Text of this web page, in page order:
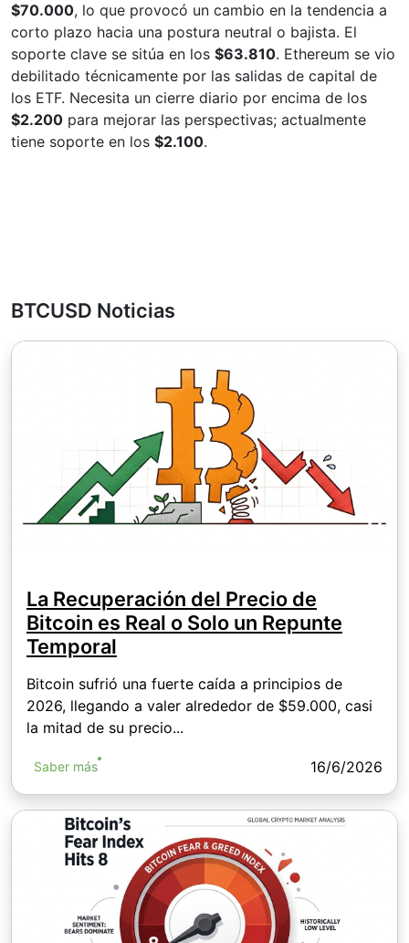
$70.000, lo que provocó un cambio en la tendencia a
corto plazo hacia una postura neutral o bajista. El
soporte clave se sitúa en los $63.810. Ethereum se vio
debilitado técnicamente por las salidas de capital de
los ETF. Necesita un cierre diario por encima de los
$2.200 para mejorar las perspectivas; actualmente
tiene soporte en los $2.100.
BTCUSD Noticias
La Recuperación del Precio de
Bitcoin es Real o Solo un Repunte
Temporal
Bitcoin sufrió una fuerte caída a principios de
2026, llegando a valer alrededor de $59.000, casi
la mitad de su precio...
Saber más 16/6/2026